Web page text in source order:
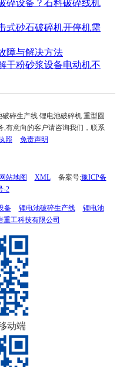
碎设备？石料破碎线机
式砂石破碎机开停机需
障与解决方法
干粉砂浆设备电动机不
碎生产线 锂电池破碎机 重型圆
,有意向的客户请咨询我们，联系
照 免责声明
网站地图 XML 备案号:豫ICP备
-2
备 锂电池破碎生产线
锂电池
重工科技有限公司
动端